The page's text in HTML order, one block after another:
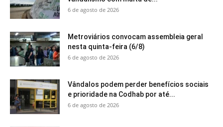
6 de agosto de 2026
Metroviários convocam assembleia geral
nesta quinta-feira (6/8)
6 de agosto de 2026
Vândalos podem perder benefícios sociais
e prioridade na Codhab por até...
6 de agosto de 2026